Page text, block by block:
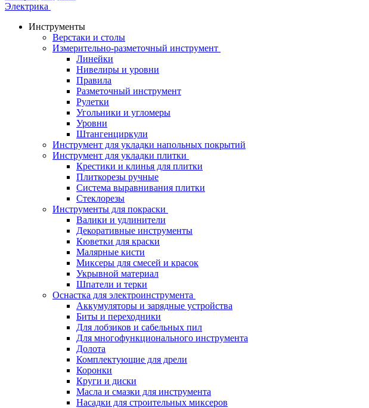
Электрика
Инструменты
Верстаки и столы
Измерительно-разметочный инструмент
Линейки
Нивелиры и уровни
Правила
Разметочный инструмент
Рулетки
Угольники и угломеры
Уровни
Штангенциркули
Инструмент для укладки напольных покрытий
Инструмент для укладки плитки
Крестики и клинья для плитки
Плиткорезы ручные
Система выравнивания плитки
Стеклорезы
Инструменты для покраски
Валики и удлинители
Декоративные инструменты
Кюветки для краски
Малярные кисти
Миксеры для смесей и красок
Укрывной материал
Шпатели и терки
Оснастка для электроинструмента
Аккумуляторы и зарядные устройства
Биты и переходники
Для лобзиков и сабельных пил
Для многофункционального инструмента
Долота
Комплектующие для дрели
Коронки
Круги и диски
Масла и смазки для инструмента
Насадки для строительных миксеров